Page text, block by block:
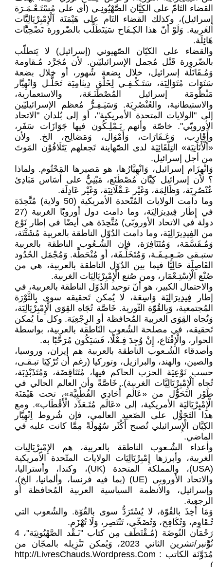
القضاء التَامّ على الكِيَّان الصَّهْيُونِـي (أي على مُسْتَـعْـمَـرَة
إِسرائيل)، وكذلك القضاء التَام على هَيْمَنَة اَلْإِمْبِرْيَالِيَّات
الغَربية. وَلَوْ أنّ هذا الكِـفَاح سَيَتَطَلَّب بالضّرورة تَضْحِيَّات
هَائِلَة.
والقضاء على الكيّان الصّهيوني (إسرائيل) لا يَتطلّب
بالضّرورة قَتْل مُجمل الإسرائيليّين. لأن مُجَرَّد مُـقاومة
وَمُـقَاتَلَة إسرائيل، خلال بِضعة شُهور، أو خلال بضعة
سَنَوَات مُتَوَالِيَة، سَتَـكْـفِـي لِخَلْق دِينَامِيَة تَحَلُّـل وَانْهِيَّار
مَنْظُومَة إسرائيل المُصْطَنَـعَة، والاستعمارية،
والاستيطانية، والعُنْصُرِيَة. وَسَيَـفِـرُّ مُعظم الإسرائيليّين
إلى "الولايات المتحدة الأمريكية"، أو إلى بُلدان "الاتحاد
الأوروبّي". خاصّة وأنهم يَـمْلِـكُون فيها جَوَازَات سَفَر،
وأَقَارِب، وَعَـقَارَات، وَأَمْوَال، وَمَصَالِح، الخ. ولأن
«أَلْأَنَانِيَة» التِلْقَائِيَة لدى الصّهاينة تَجعلهم يَتَلَافُوْن المَوتَ
من أجل إسرائيل.
وَانْهِزَام إسرائيل، وَانْهِيَّارُها، هو مَصيرها المَحْتُوم. ولماذا
؟ لأن إسرائيل كِيَّان مُصْطَنَع، مَبْنِيٌّ على أَسَاس مَبَادِئ
عُنْصُرِيَة، وَظَالِمَة، وَغَيْر عَـقْلَانِيَة، وَغَيْر عَادِلَة.
وما دامت الولايات المُتّحدة الأمريكية (50 ولاية) مُتَّحِدَة
في إِطَار فِيدِيرَالِيَة، وما دامت دول أوروبّا الغربية (27
دولة في الاتحاد الأوروبّي) مُتَّحِدَة هي أيضًا في إطار نَوْع
من الفِيدِيرَالِيَة، وما دامت الدُوّل الناطقة بالعربية مُشَتَّتَة،
وَمُـقَسَّمَة، وَمُتَنَافِرَة، فإن الشُـعُوب الناطقة بالعربية
ستبـقى ضَـعِـيـفَـة، وَمُتَخَلِّـفَة، أو مُنْحَطَّة. وَمُجْمَل الحُدُود
الفَاصِلَة حَالِيًّا فيما بين الدُوّل الناطقة بالعربية، هي من
صُنْع الْاِسْتِـعْمَار، ومن صُنع الْإِمْبِرْيَالِيَات الغربية.
والاحتمال الكبير، هو أنّ توحيد الدُوّل الناطقة بالعربية، في
إطار فِيدِيرَالِيَة وَاسِعَة، لا يُمكن تَحقيقه سوى بِالثَّوْرَة
المُجتمعية، وَبِالقُوّة الثّورية. خَاصَّة تُجَاه القِوَى الْإِمْبِرْيَالِيَة،
وَتُجاه القِوَى العربية المُحافظة أو الرِجْعِيَة. وكل ما يُمكن
تَحقيقه، في مصلحة الشُعوب النّاطقة بالعربية، بواسطة
الحوار، والْإِقْنَاع، إِنْ وُجِدَ فِـعْلًا، فَسَيَكُون مُرَحَّبًا به.
وأصدقاء الشُـعوب الناطقة بالعربية هم إيران، وروسيا،
والصين، والهند، والبرازيل، وتوركيا (رغم أن تُرْكِيَا تبـقـى،
حسب نَوْعِيَة الحزب الحاكم فيها، مُتَنَاقِضَة، وَمُتَذَبْذِبَة،
تُجاه اَلْإِمْبِرْيَالِيَّات الغربية). خَاصَّةً وأن العالم الحالي في
طَوْر التَحَوُّل من «عَالَم أُحَادِي القُطْبِيَّة»، تحت هَيْمَنَة
الْإِمْبِرْيَاليَة الأمريكية، إلى «عَالَم مُتَـعَدِّد الْأَقْطَاب». ومع
هذا التَحَوُّل على الصّعيد العالمي، فإن شُروط اِنْهِيَّار
الكِيَّان الْإِسرائيلي تُصبح أَكْثَر سُهُولَةً مِمَّا كانت عليه في
الماضي.
وأعداء الشُـعوب الناطقة بالعربية، هم الإِمْبِرْيَالِيات
الغربية، وأبرزها إِمْبِرْيَالِيَات الولايات المتّحدة الأمريكية
(USA)، والمملكة المتحدة (UK)، وكندا، وأستراليا،
والاتحاد الأوروبي (UE) (بما فيه فرنسا، وألمانيا، الخ)،
وإسرائيل، والأنظمة السياسية العربية المُحافظة أو
الرجعية.
وَمَا أُخِذَ بالقُوّة، لا يُسْتَرَدُّ سوى بالقُوّة. والشُعوب التي
تُـقَاوِم، وَتُكَافِح، وَتُضَحِّي، تَنْتَصِر، وَلَا تُهْزَم.
رَحْمَان النُوضَة (مُـقْتَطَف مِن كتاب "نَـقْد الصَّهْيُونِيَة"، 4
نُوَّنبر/تشرين الثاني 2023، وَيُمكن تَنْزِيله بالمجّان من
مُدَوَّنَة الكاتب : http://LivresChauds.Wordpress.Com